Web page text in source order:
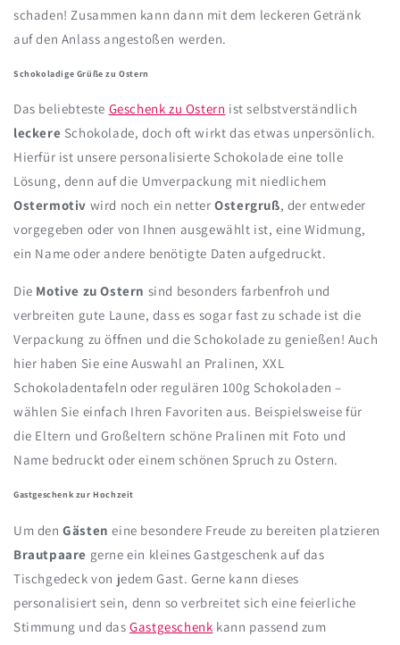
schaden! Zusammen kann dann mit dem leckeren Getränk
auf den Anlass angestoßen werden.
Schokoladige Grüße zu Ostern
Das beliebteste Geschenk zu Ostern ist selbstverständlich
leckere Schokolade, doch oft wirkt das etwas unpersönlich.
Hierfür ist unsere personalisierte Schokolade eine tolle
Lösung, denn auf die Umverpackung mit niedlichem
Ostermotiv wird noch ein netterOstergruß, der entweder
vorgegeben oder von Ihnen ausgewählt ist, eine Widmung,
ein Name oder andere benötigte Daten aufgedruckt.
Die Motive zu Ostern sind besonders farbenfroh und
verbreiten gute Laune, dass es sogar fast zu schade ist die
Verpackung zu öffnen und die Schokolade zu genießen! Auch
hier haben Sie eine Auswahl an Pralinen, XXL
Schokoladentafeln oder regulären 100g Schokoladen –
wählen Sie einfach Ihren Favoriten aus. Beispielsweise für
die Eltern und Großeltern schöne Pralinen mit Foto und
Name bedruckt oder einem schönen Spruch zu Ostern.
Gastgeschenk zur Hochzeit
Um denGästen eine besondere Freude zu bereiten platzieren
Brautpaare gerne ein kleines Gastgeschenk auf das
Tischgedeck von jedem Gast. Gerne kann dieses
personalisiert sein, denn so verbreitet sich eine feierliche
Stimmung und dasGastgeschenk kann passend zum